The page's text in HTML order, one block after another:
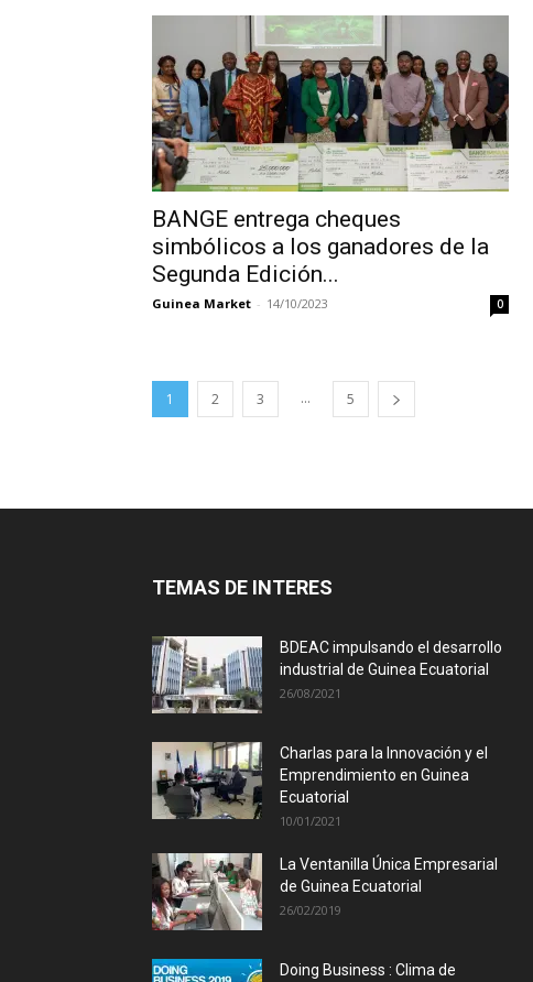
BANGE entrega cheques
simbólicos a los ganadores de la
Segunda Edición...
Guinea Market - 14/10/2023 0
1 2 3 ... 5
TEMAS DE INTERES
BDEAC impulsando el desarrollo
industrial de Guinea Ecuatorial
26/08/2021
Charlas para la Innovación y el
Emprendimiento en Guinea
Ecuatorial
10/01/2021
La Ventanilla Única Empresarial
de Guinea Ecuatorial
26/02/2019
Doing Business : Clima de